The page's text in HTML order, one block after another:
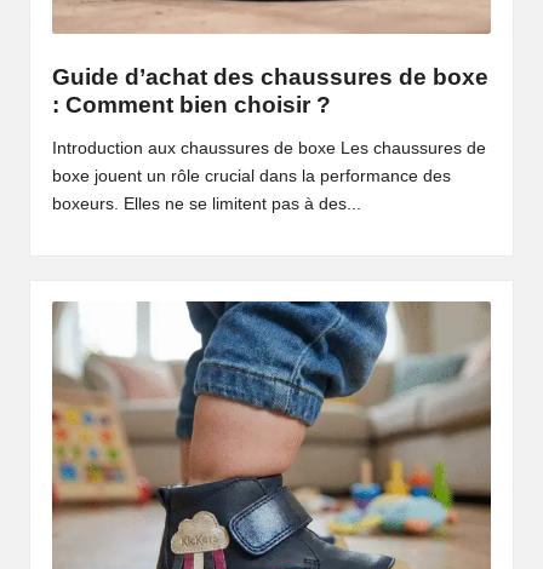
Guide d’achat des chaussures de boxe
: Comment bien choisir ?
Introduction aux chaussures de boxe Les chaussures de
boxe jouent un rôle crucial dans la performance des
boxeurs. Elles ne se limitent pas à des...